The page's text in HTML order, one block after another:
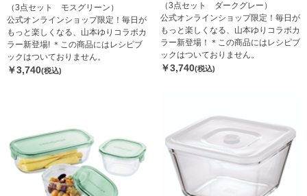
（3点セット モスグリーン）
公式オンラインショップ限定！毎日が
もっと楽しくなる、山本ゆりコラボカ
ラー新登場! ＊この商品にはレシピブ
ックはついておりません。
￥3,740(税込)
（3点セット ダークグレー）
公式オンラインショップ限定！毎日が
もっと楽しくなる、山本ゆりコラボカ
ラー新登場！＊この商品にはレシピブ
ックはついておりません。
￥3,740(税込)